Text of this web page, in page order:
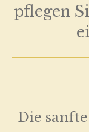
pflegen
Die